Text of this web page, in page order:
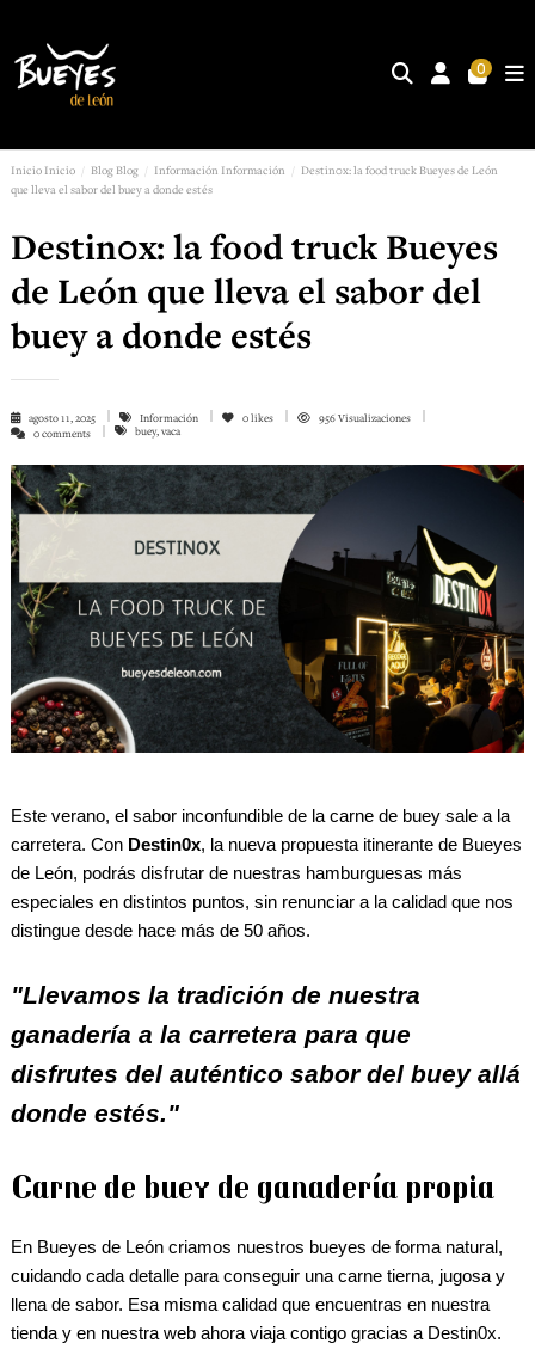
0
Inicio Inicio BlogBlog Información Información
Destin0x: la food truck Bueyes de León
que lleva el sabor del buey a donde estés
Destin0x: la food truck Bueyes
de León que lleva el sabor del
buey a donde estés
agosto 11, 2025 Información 0likes
956 Visualizaciones
0 comments
buey, vaca
Este verano, el sabor inconfundible de la carne de buey sale a la
carretera. Con Destin0x, la nueva propuesta itinerante de Bueyes
de León, podrás disfrutar de nuestras hamburguesas más
especiales en distintos puntos, sin renunciar a la calidad que nos
distingue desde hace más de 50 años.
"Llevamos la tradición de nuestra
ganadería a la carretera para que
disfrutes del auténtico sabor del buey allá
donde estés."
Carne de buey de ganadería propia
En Bueyes de León criamos nuestros bueyes de forma natural,
cuidando cada detalle para conseguir una carne tierna, jugosa y
llena de sabor. Esa misma calidad que encuentras en nuestra
tienda y en nuestra web ahora viaja contigo gracias a Destin0x.